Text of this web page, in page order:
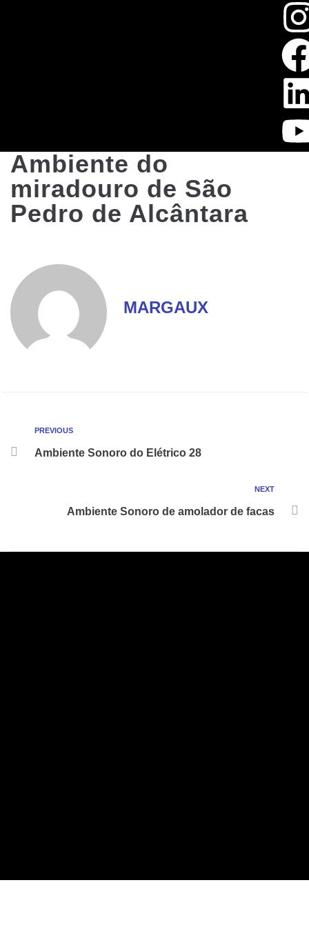
Ambiente do
miradouro de São
Pedro de Alcântara
MARGAUX
PREVIOUS
Ambiente Sonoro do Elétrico 28
NEXT
Ambiente Sonoro de amolador de facas